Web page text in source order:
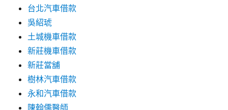
台北汽車借款
吳紹琥
土城機車借款
新莊機車借款
新莊當舖
樹林汽車借款
永和汽車借款
陳翰儒醫師